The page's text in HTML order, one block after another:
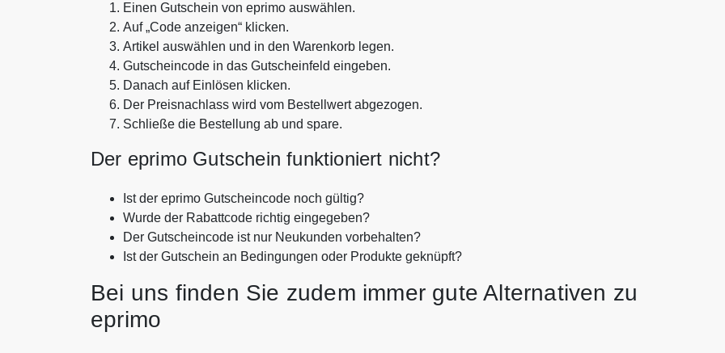
Einen Gutschein von eprimo auswählen.
Auf „Code anzeigen“ klicken.
Artikel auswählen und in den Warenkorb legen.
Gutscheincode in das Gutscheinfeld eingeben.
Danach auf Einlösen klicken.
Der Preisnachlass wird vom Bestellwert abgezogen.
Schließe die Bestellung ab und spare.
Der eprimo Gutschein funktioniert nicht?
Ist der eprimo Gutscheincode noch gültig?
Wurde der Rabattcode richtig eingegeben?
Der Gutscheincode ist nur Neukunden vorbehalten?
Ist der Gutschein an Bedingungen oder Produkte geknüpft?
Bei uns finden Sie zudem immer gute Alternativen zu
eprimo